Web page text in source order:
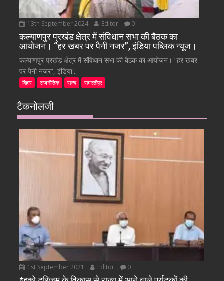
13th September 2024 Editor 0
कल्याणपुर प्रखंड क्षेत्र में संविधान सभा की बैठक का
आयोजन। “हर खबर पर पैनी नजर”, इंडिया पब्लिक न्यूज।
कल्याणपुर प्रखंड क्षेत्र में संविधान सभा की बैठक का आयोजन। “हर खबर
पर पैनी नजर”, इंडिया...
बिहार राजनीतिक राज्य समस्तीपुर
टैकनोलजी
1st September 2021 Editor 0